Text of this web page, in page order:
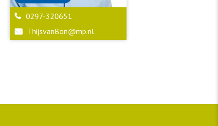
0297-320651
ThijsvanBon@mp.nl